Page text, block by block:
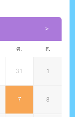
ศ. ส.
31 1
7 8